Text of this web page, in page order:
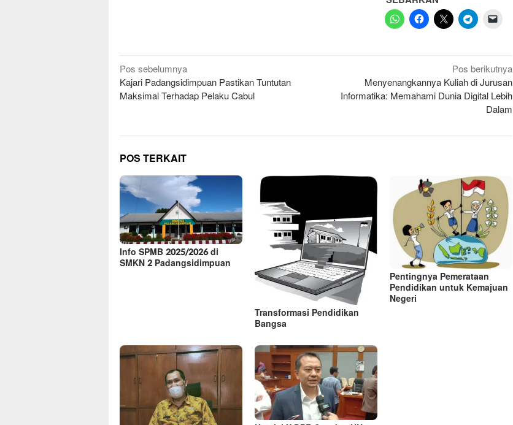
Navigasi
pos
Pos sebelumnya
Kajari Padangsidimpuan Pastikan Tuntutan
Maksimal Terhadap Pelaku Cabul
Pos berikutnya
Menyenangkannya Kuliah di Jurusan
Informatika: Memahami Dunia Digital Lebih
Dalam
POS TERKAIT
Info SPMB 2025/2026 di
SMKN 2 Padangsidimpuan
Transformasi Pendidikan
Bangsa
Pentingnya Pemerataan
Pendidikan untuk Kemajuan
Negeri